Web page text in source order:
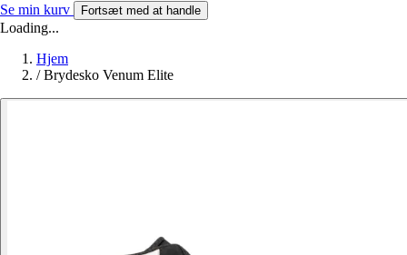
Se min kurv Fortsæt med at handle
Loading...
Hjem
/ Brydesko Venum Elite